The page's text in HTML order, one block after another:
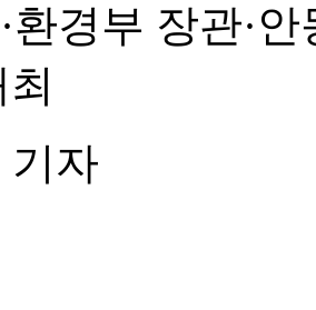
환경부 장관·
기자